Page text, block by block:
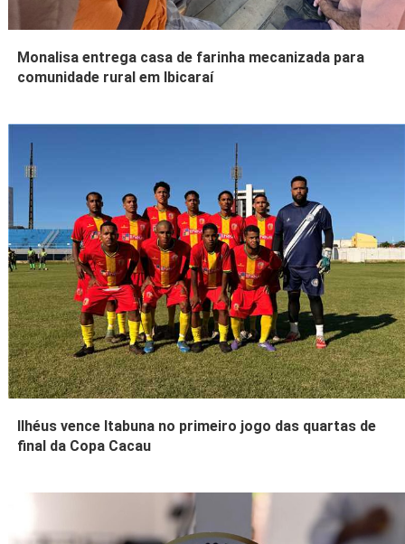
Monalisa entrega casa de farinha mecanizada para
comunidade rural em Ibicaraí
Ilhéus vence Itabuna no primeiro jogo das quartas de
final da Copa Cacau